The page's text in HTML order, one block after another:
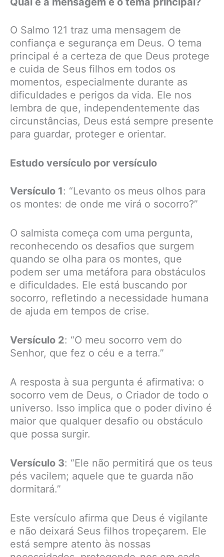
O Salmo 121 traz uma mensagem de
confiança e segurança em Deus. O tema
principal é a certeza de que Deus protege
e cuida de Seus filhos em todos os
momentos, especialmente durante as
dificuldades e perigos da vida. Ele nos
lembra de que, independentemente das
circunstâncias, Deus está sempre presente
para guardar, proteger e orientar.
Estudo versículo por versículo
Versículo 1: “Levanto os meus olhos para
os montes: de onde me virá o socorro?”
O salmista começa com uma pergunta,
reconhecendo os desafios que surgem
quando se olha para os montes, que
podem ser uma metáfora para obstáculos
e dificuldades. Ele está buscando por
socorro, refletindo a necessidade humana
de ajuda em tempos de crise.
Versículo 2: “O meu socorro vem do
Senhor, que fez o céu e a terra.”
A resposta à sua pergunta é afirmativa: o
socorro vem de Deus, o Criador de todo o
universo. Isso implica que o poder divino é
maior que qualquer desafio ou obstáculo
que possa surgir.
Versículo 3: “Ele não permitirá que os teus
pés vacilem; aquele que te guarda não
dormitará.”
Este versículo afirma que Deus é vigilante
e não deixará Seus filhos tropeçarem. Ele
está sempre atento às nossas